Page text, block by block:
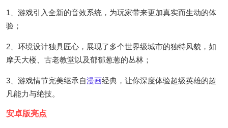
1、游戏引入全新的音效系统，为玩家带来更加真实而生动的体
验；
2、环境设计独具匠心，展现了多个世界级城市的独特风貌，如
摩天大楼、古老教堂以及郁郁葱葱的丛林；
3、游戏情节完美继承自漫画经典，让你深度体验超级英雄的超
凡能力与绝技。
安卓版亮点